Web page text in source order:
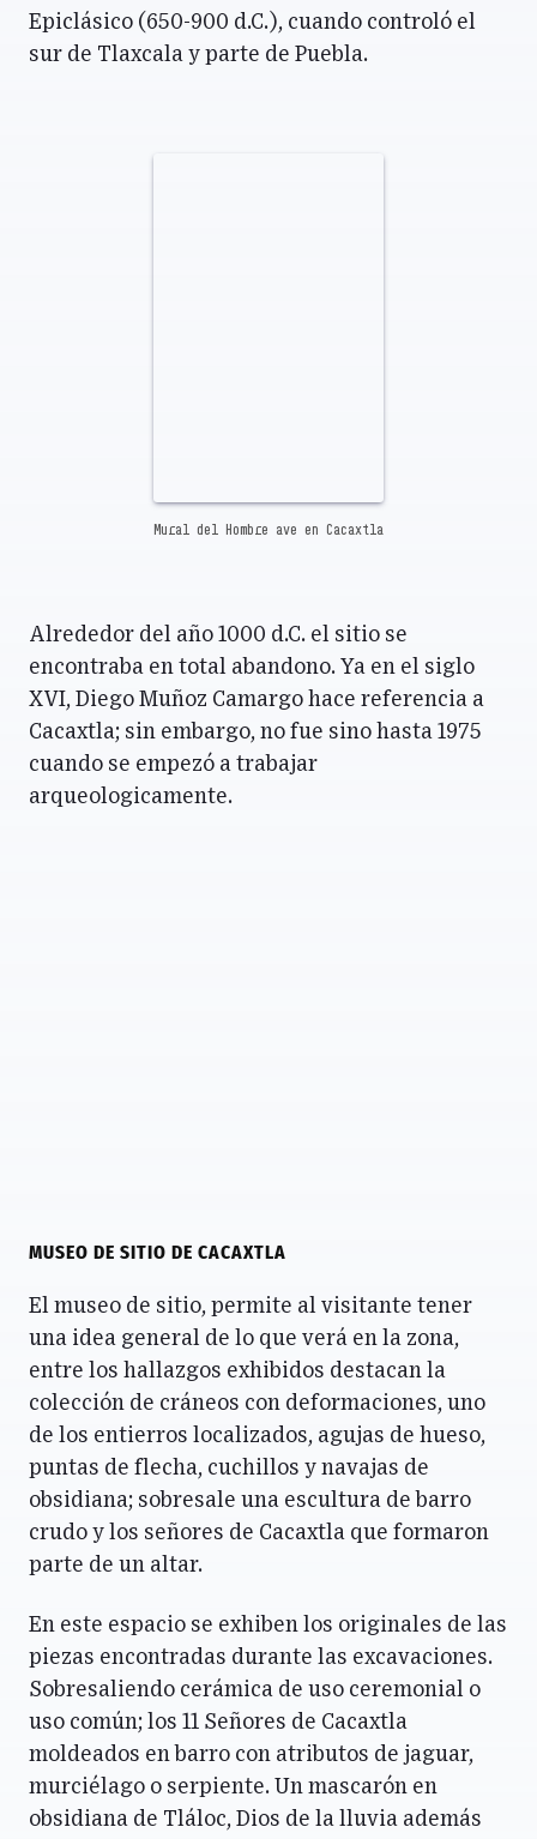
Epiclásico (650-900 d.C.), cuando controló el
sur de Tlaxcala y parte de Puebla.
Mural del Hombre ave en Cacaxtla
Alrededor del año 1000 d.C. el sitio se
encontraba en total abandono. Ya en el siglo
XVI, Diego Muñoz Camargo hace referencia a
Cacaxtla; sin embargo, no fue sino hasta 1975
cuando se empezó a trabajar
arqueologicamente.
MUSEO DE SITIO DE CACAXTLA
El museo de sitio, permite al visitante tener
una idea general de lo que verá en la zona,
entre los hallazgos exhibidos destacan la
colección de cráneos con deformaciones, uno
de los entierros localizados, agujas de hueso,
puntas de flecha, cuchillos y navajas de
obsidiana; sobresale una escultura de barro
crudo y los señores de Cacaxtla que formaron
parte de un altar.
En este espacio se exhiben los originales de las
piezas encontradas durante las excavaciones.
Sobresaliendo cerámica de uso ceremonial o
uso común; los 11 Señores de Cacaxtla
moldeados en barro con atributos de jaguar,
murciélago o serpiente. Un mascarón en
obsidiana de Tláloc, Dios de la lluvia además